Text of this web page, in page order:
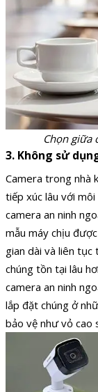
Chọn giữa
3. Không sử
Camera trong nhà
tiếp xúc lâu với
camera an ninh
mẫu máy chịu
gian dài và liên tục
chúng tồn tại lâu
camera an ninh
lắp đặt chúng ở
bảo vệ như vỏ cao